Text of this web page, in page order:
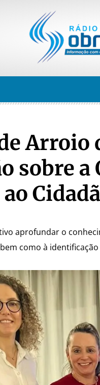
Arroio
sobre a
aprofundar o
como à